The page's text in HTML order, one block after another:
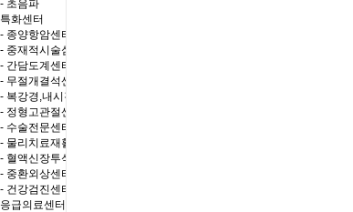
- 초음파
특화센터
- 종양항암센터
- 중재적시술심장센터
- 간담도계센터
- 무절개결석센터
- 복강경,내시경센터
- 정형고관절센터
- 수술전문센터
- 물리치료재활센터
- 혈액신장투석센터
- 중환외상센터
- 건강검진센터
응급의료센터